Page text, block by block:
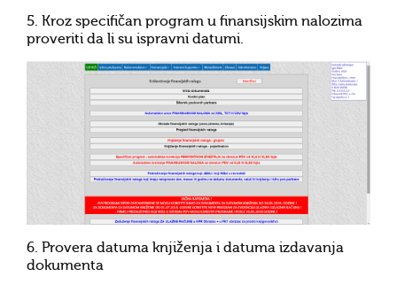
5. Kroz specifičan program u finansijskim nalozima
proveriti da li su ispravni datumi.
6. Provera datuma knjiženja i datuma izdavanja
dokumenta